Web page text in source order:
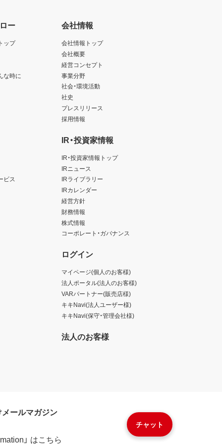
チャット
ー
ップ
な時に
ビス
会社情報
会社情報トップ
会社概要
経営コンセプト
事業分野
社会・環境活動
社史
プレスリリース
採用情報
IR・投資家情報
IR・投資家情報トップ
IRニュース
IRライブラリー
IRカレンダー
経営方針
財務情報
株式情報
コーポレート・ガバナンス
ログイン
マイページ(個人のお客様)
法人ポータル(法人のお客様)
VARパートナー(販売店様)
キキNavi(法人ユーザー様)
キキNavi(保守・管理会社様)
法人のお客様
ールマガジン
」 はこちら